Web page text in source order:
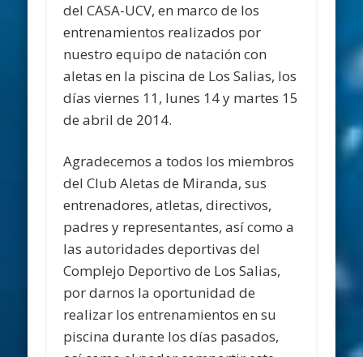
del CASA-UCV, en marco de los
entrenamientos realizados por
nuestro equipo de natación con
aletas en la piscina de Los Salias, los
días viernes 11, lunes 14 y martes 15
de abril de 2014.
Agradecemos a todos los miembros
del Club Aletas de Miranda, sus
entrenadores, atletas, directivos,
padres y representantes, así como a
las autoridades deportivas del
Complejo Deportivo de Los Salias,
por darnos la oportunidad de
realizar los entrenamientos en su
piscina durante los días pasados,